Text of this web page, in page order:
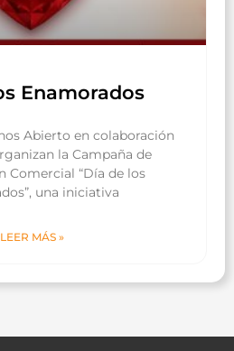
Enamorados
Abierto en colaboración
la Campaña de
Comercial “Día de los
una iniciativa
LEER MÁS »